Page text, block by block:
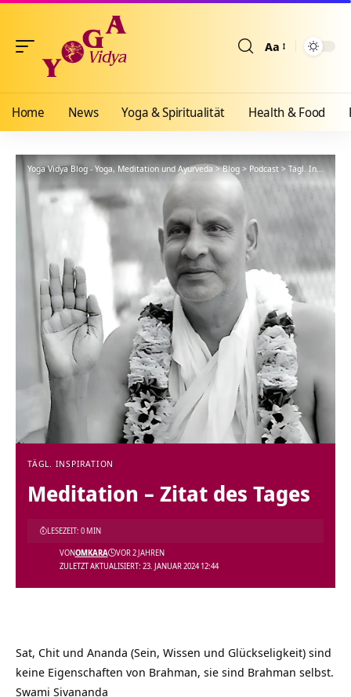
Aa
Home News Yoga & Spiritualität Health & Food
Yoga Vidya Blog - Yoga, Meditation und Ayurveda>Blog > Podcast> Tägl. Inspiration
TÄGL. INSPIRATION
Meditation – Zitat des Tages
ZULETZT AKTUALISIERT: 23. JANUAR 2024 12:44
VONOMKARA VOR 2 JAHREN
LESEZEIT: 0 MIN
Sat, Chit und Ananda (Sein, Wissen und Glückseligkeit) sind
keine Eigenschaften von Brahman, sie sind Brahman selbst.
Swami Sivananda